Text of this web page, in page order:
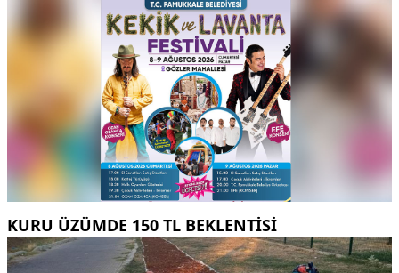
KURU ÜZÜMDE 150 TL BEKLENTISI